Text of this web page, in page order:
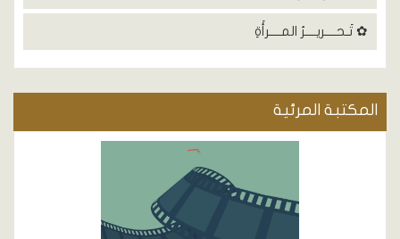
✿ تَـحــــريــــرُ المــــرأَةِ
المكتبة المرئية